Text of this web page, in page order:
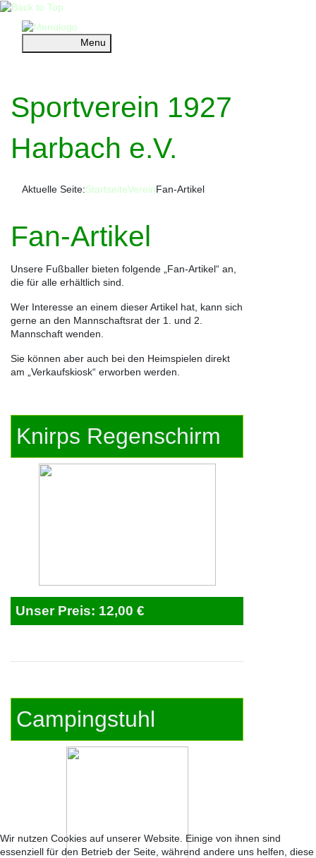
Menu
Sportverein 1927
Harbach e.V.
Aktuelle Seite:StartseiteVereinFan-Artikel
Fan-Artikel
Unsere Fußballer bieten folgende „Fan-Artikel“ an,
die für alle erhältlich sind.
Wer Interesse an einem dieser Artikel hat, kann sich
gerne an den Mannschaftsrat der 1. und 2.
Mannschaft wenden.
Sie können aber auch bei den Heimspielen direkt
am „Verkaufskiosk“ erworben werden.
Knirps Regenschirm
Unser Preis: 12,00 €
Campingstuhl
Wir nutzen Cookies auf unserer Website. Einige von ihnen sind
essenziell für den Betrieb der Seite, während andere uns helfen, diese